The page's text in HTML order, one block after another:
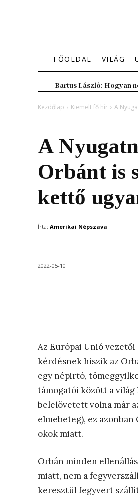
FŐOLDAL VILÁG
Bartus László: Hogyan
Kezdőlap Kiemelt fő hír A
A
Orbánt is
kettő
Írta: Amerikai Népszava
-
2022-05-10
Az Európai Unió
kérdésnek hiszik az
egy népirtó,
támogatói között a világ
belelövetett volna már
elmebeteg), ez
okok miatt.
Orbán minden
miatt, nem a
keresztül fegyvert